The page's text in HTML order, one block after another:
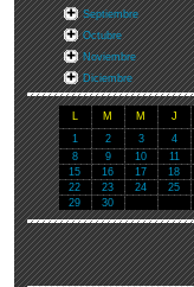
Septiembre
Octubre
Noviembre
Diciembre
L M M J
1
2 3 4
8
9 10 11
15
16 17 18
22
23 24 25
29
30